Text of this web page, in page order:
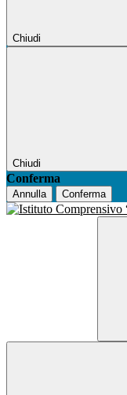
Chiudi
Chiudi
Conferma
Annulla Conferma